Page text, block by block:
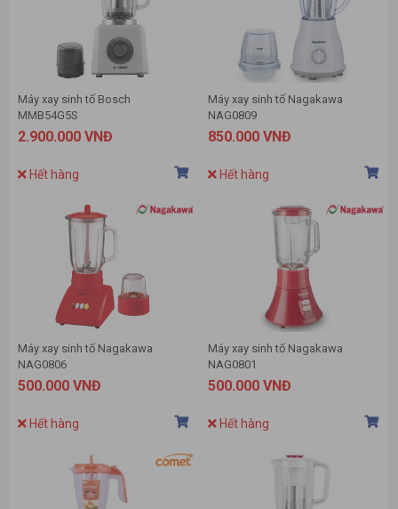
Máy xay sinh tố Bosch
MMB54G5S
2.900.000 VNĐ
Hết hàng
Máy xay sinh tố Nagakawa
NAG0809
850.000 VNĐ
Hết hàng
Máy xay sinh tố Nagakawa
NAG0806
500.000 VNĐ
Hết hàng
Máy xay sinh tố Nagakawa
NAG0801
500.000 VNĐ
Hết hàng